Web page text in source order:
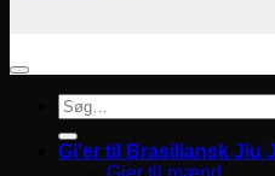
Søg
efter:
Gi’er til Brasiliansk Jiu